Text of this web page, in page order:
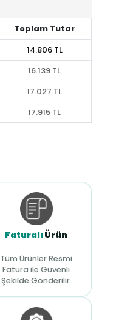
Toplam Tutar
14.806 TL
16.139 TL
17.027 TL
17.915 TL
FaturalıÜrün
Tüm Ürünler Resmi
Fatura ile Güvenli
Şekilde Gönderilir.